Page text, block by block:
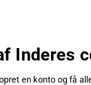
Inderes
en konto og få